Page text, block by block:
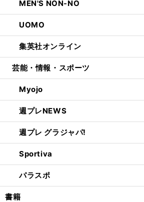
MEN'S NON-NO
UOMO
集英社オンライン
芸能・情報・スポーツ
Myojo
週プレNEWS
週プレ グラジャパ!
Sportiva
パラスポ
書籍